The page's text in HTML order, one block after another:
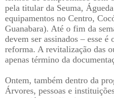
pela titular da Seuma,
equipamentos no Centro,
Guanabara). Até o fim da
devem ser assinados – esse é
reforma. A revitalização das
apenas término da
Ontem, também dentro da
Árvores, pessoas e